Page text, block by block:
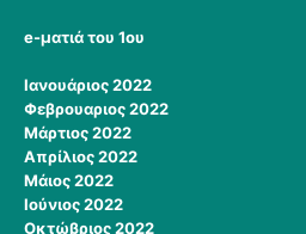
e-ματιά του 1ου
Ιανουάριος 2022
Φεβρουαριος 2022
Μάρτιος 2022
Απρίλιος 2022
Μάιος 2022
Ιούνιος 2022
Οκτώβριος 2022